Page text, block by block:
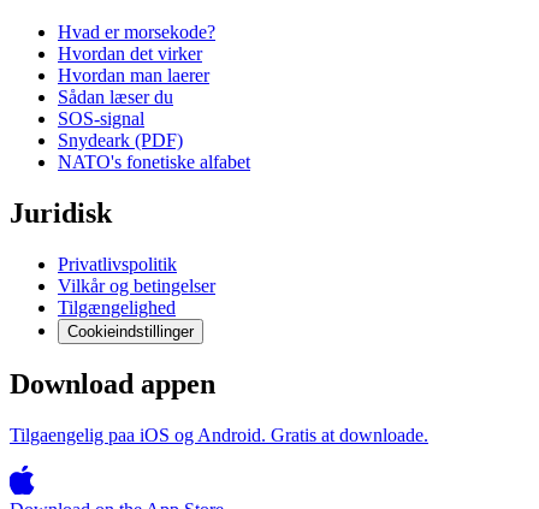
Hvad er morsekode?
Hvordan det virker
Hvordan man laerer
Sådan læser du
SOS-signal
Snydeark (PDF)
NATO's fonetiske alfabet
Juridisk
Privatlivspolitik
Vilkår og betingelser
Tilgængelighed
Cookieindstillinger
Download appen
Tilgaengelig paa iOS og Android. Gratis at downloade.